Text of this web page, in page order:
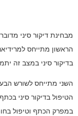
מבחינת דיקור סיני
הראשון מתייחס
בדיקור סיני במצב זה
השני מתייחס לשורש
הטיפול בדיקור סיני
במפרק הכתף וטיפול